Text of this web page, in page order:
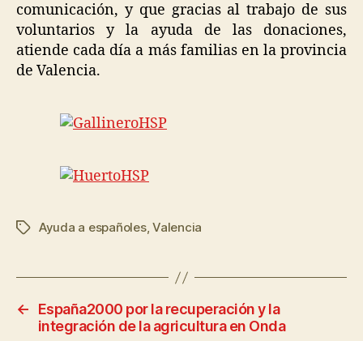
comunicación, y que gracias al trabajo de sus
voluntarios y la ayuda de las donaciones,
atiende cada día a más familias en la provincia
de Valencia.
Ayuda a españoles,Valencia
←
España2000 por la recuperación y la
integración de la agricultura en Onda